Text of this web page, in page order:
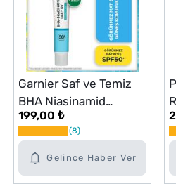
Gelince Haber Ver
Garnier Saf ve Temiz
BHA Niasinamid
Günlük Yüz Güneş
Kremi SPF50+ 40 ml
199,00 ₺
8